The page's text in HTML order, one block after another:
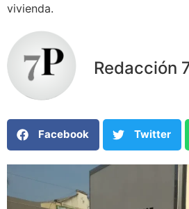
vivienda.
Redacción
Facebook Twitter